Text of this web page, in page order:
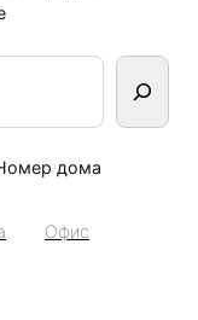
дома
Офис